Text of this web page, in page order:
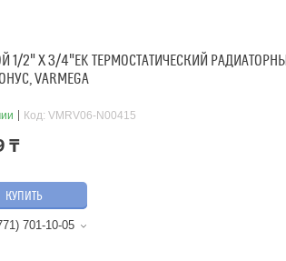
1/2" X 3/4"EK ТЕРМОСТАТИЧЕСКИЙ
VARMEGA
Код: VMRV06-N00415
₸
КУПИТЬ
701-10-05